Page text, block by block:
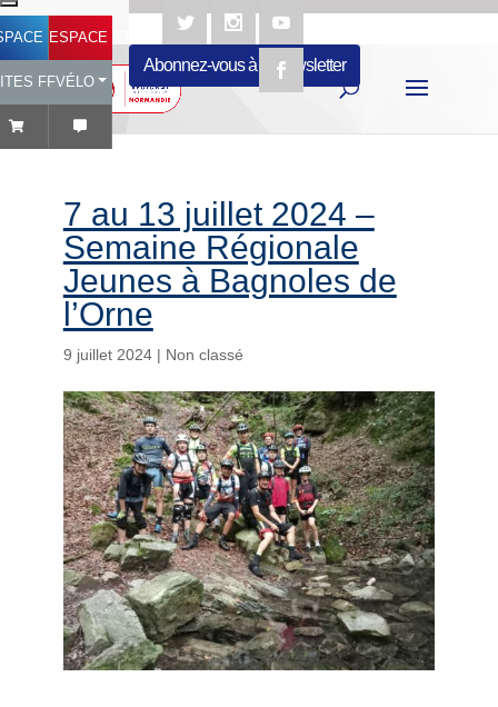
LICENCIÉ
ESPACE STRUCTURES
FFVÉLO
Abonnez-vous à la newsletter
7 au 13 juillet 2024 –
Semaine Régionale
Jeunes à Bagnoles de
l’Orne
9 juillet 2024| Non classé